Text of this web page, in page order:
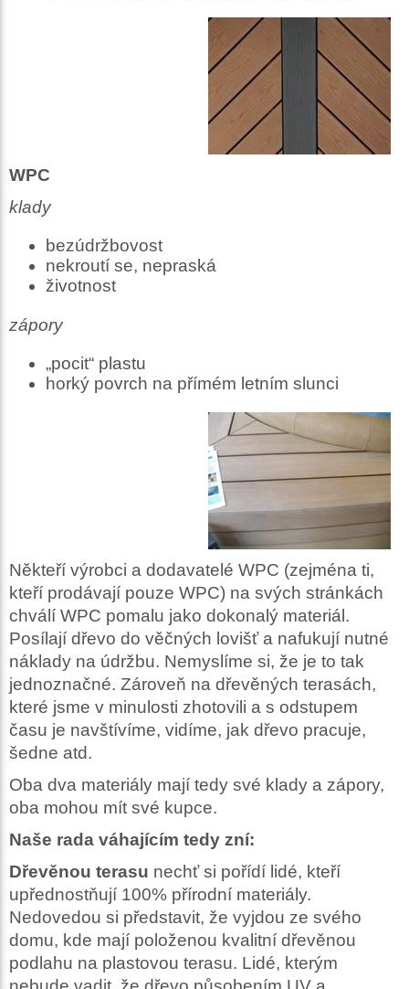
WPC
klady
bezúdržbovost
nekroutí se, nepraská
životnost
zápory
„pocit“ plastu
horký povrch na přímém letním slunci
Někteří výrobci a dodavatelé WPC (zejména ti,
kteří prodávají pouze WPC) na svých stránkách
chválí WPC pomalu jako dokonalý materiál.
Posílají dřevo do věčných lovišť a nafukují nutné
náklady na údržbu. Nemyslíme si, že je to tak
jednoznačné. Zároveň na dřevěných terasách,
které jsme v minulosti zhotovili a s odstupem
času je navštívíme, vidíme, jak dřevo pracuje,
šedne atd.
Oba dva materiály mají tedy své klady a zápory,
oba mohou mít své kupce.
Naše rada váhajícím tedy zní:
Dřevěnou terasu nechť si pořídí lidé, kteří
upřednostňují 100% přírodní materiály.
Nedovedou si představit, že vyjdou ze svého
domu, kde mají položenou kvalitní dřevěnou
podlahu na plastovou terasu. Lidé, kterým